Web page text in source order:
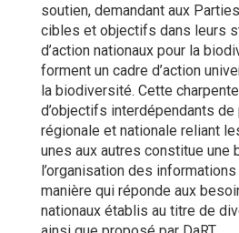
soutien, demandant aux
cibles et objectifs dans leurs
d’action nationaux pour la
forment un cadre d’action
la biodiversité. Cette
d’objectifs interdépendants
régionale et nationale reliant
unes aux autres constitue une
l’organisation des informations
manière qui réponde aux
nationaux établis au titre de